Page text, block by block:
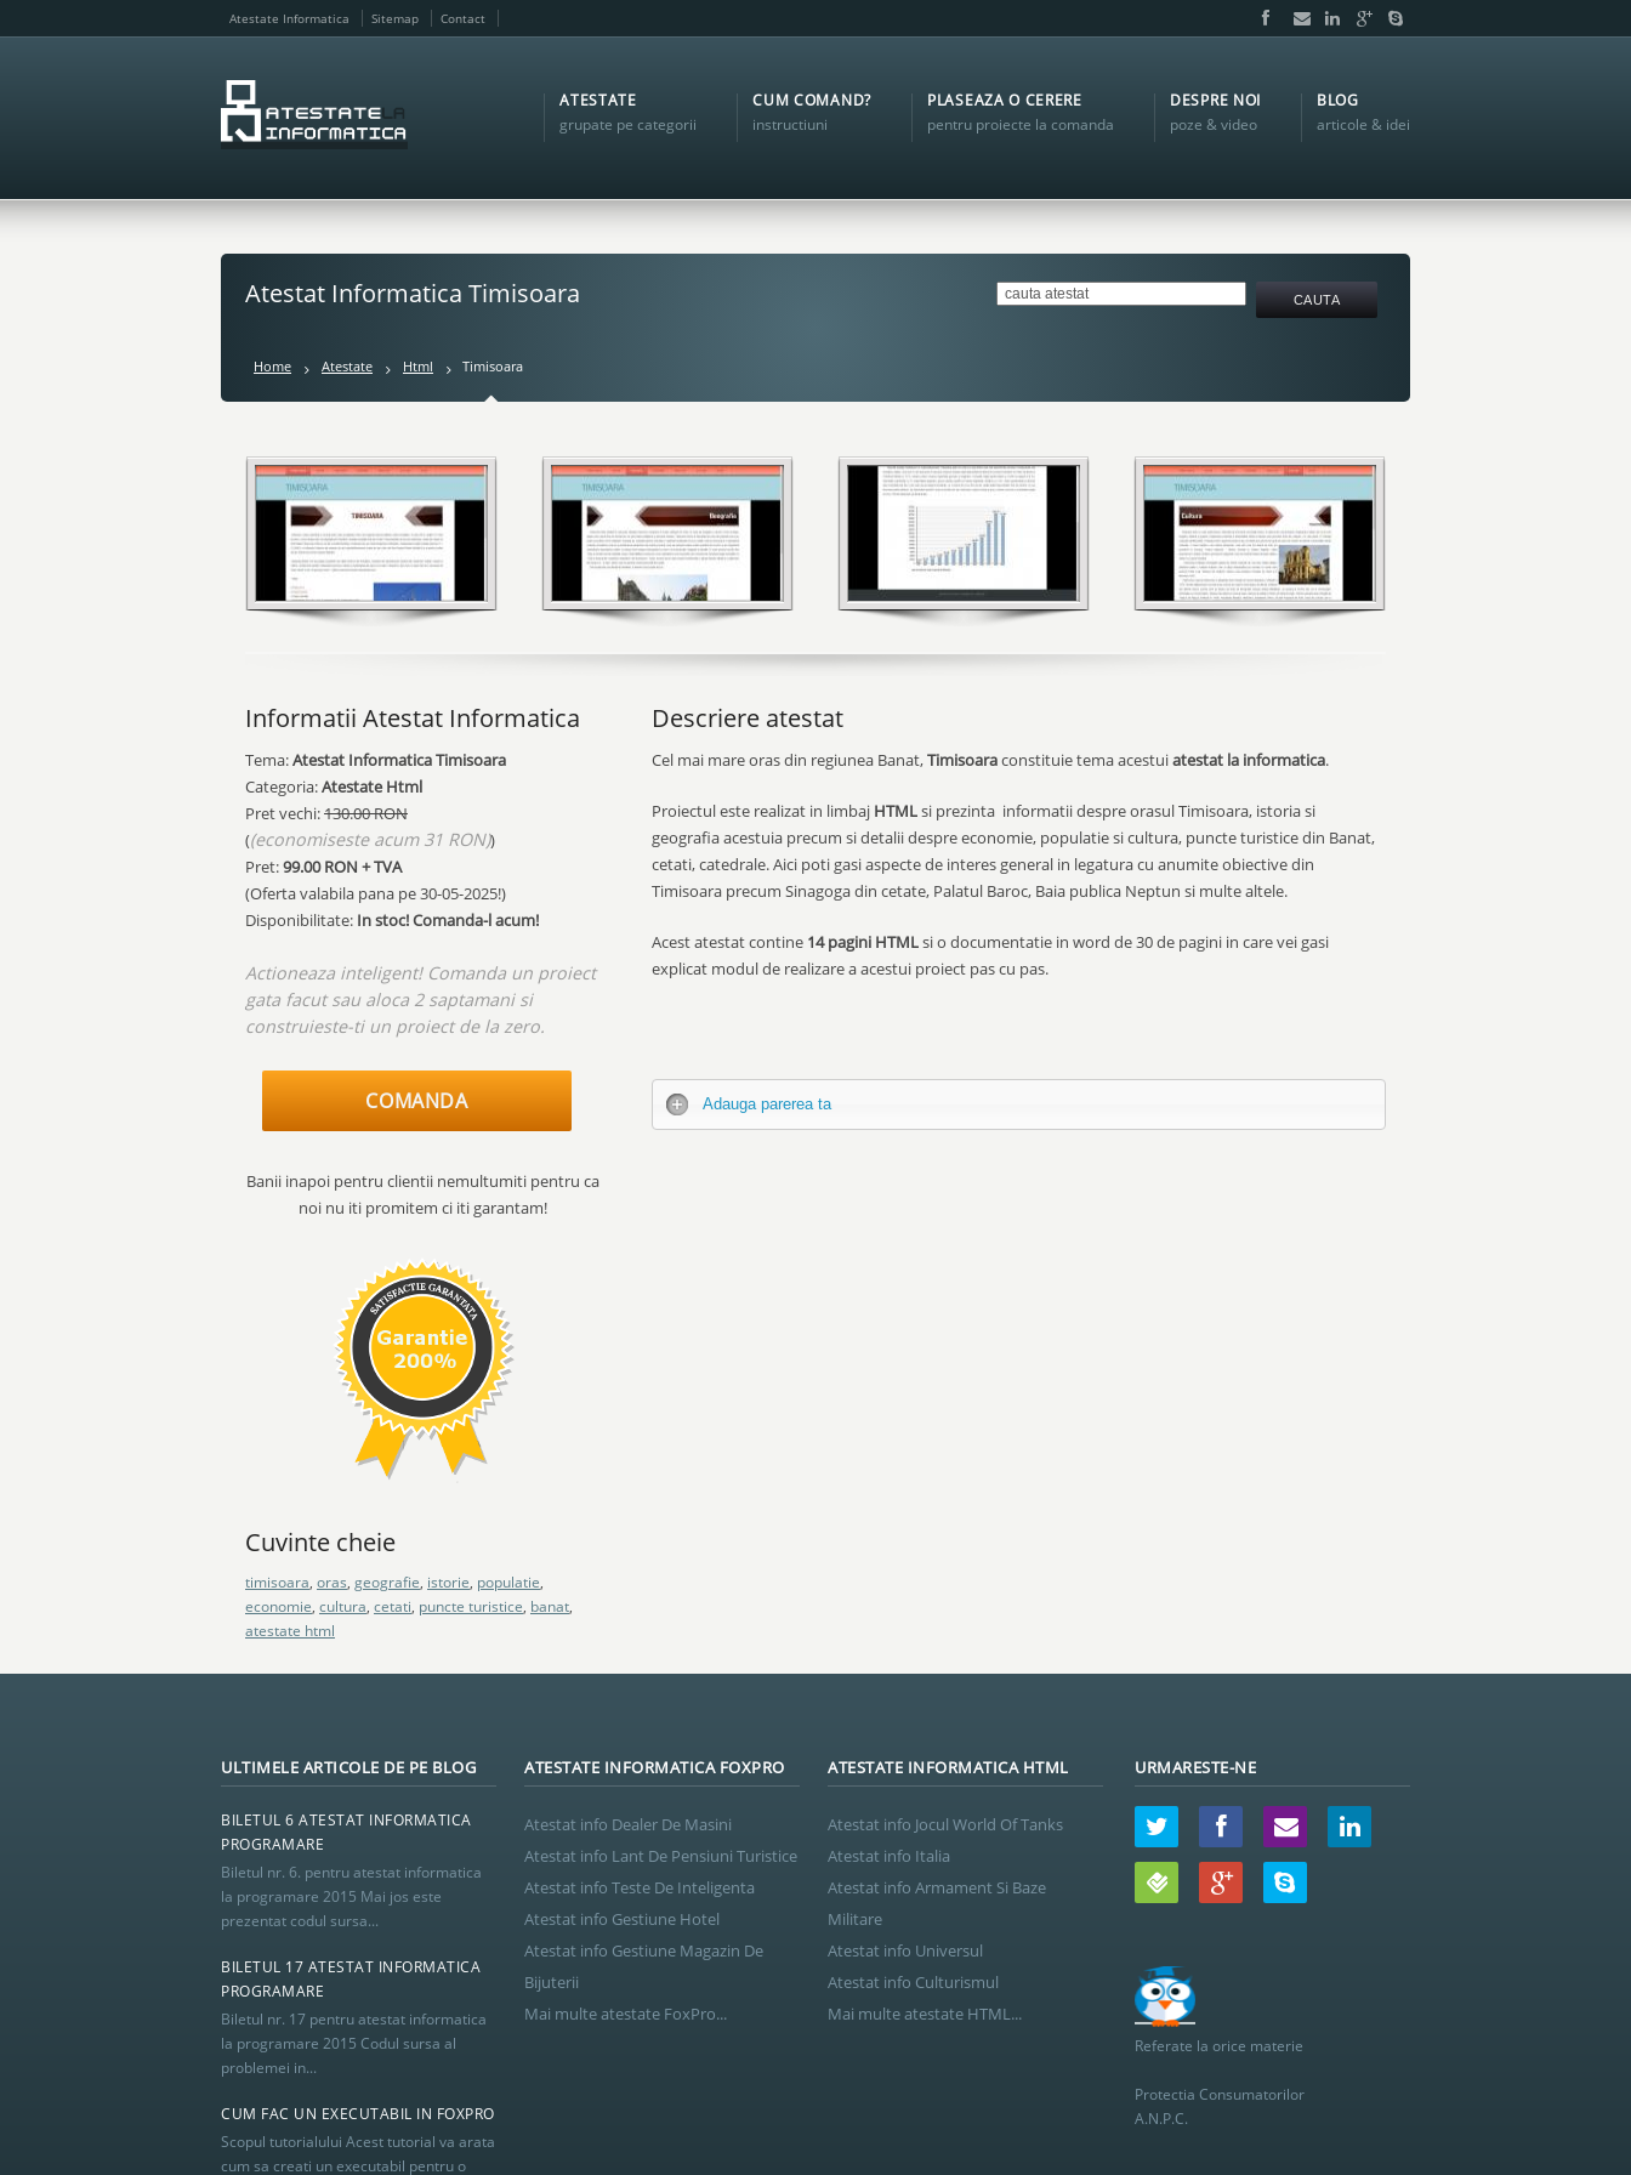
Atestate Informatica Sitemap Contact
ATESTATE
grupate pe categorii
CUM COMAND?
instructiuni
PLASEAZA O CERERE
pentru proiecte la comanda
DESPRE NOI
poze & video
BLOG
articole & idei
Atestat Informatica Timisoara
Home Atestate Html Timisoara
Informatii Atestat Informatica
Tema:Atestat Informatica Timisoara
Categoria:Atestate Html
Pret vechi:130.00 RON
((economiseste acum 31 RON))
Pret:99.00RON + TVA
(Oferta valabila pana pe30-05-2025!)
Disponibilitate: In stoc! Comanda-l acum!
Actioneaza inteligent! Comanda un proiect
gata facut sau aloca 2 saptamani si
construieste-ti un proiect de la zero.
COMANDA
Banii inapoi pentru clientii nemultumiti pentru ca
noi nu iti promitem ci iti garantam!
Cuvinte cheie
timisoara, oras, geografie, istorie, populatie,
economie, cultura, cetati, puncte turistice, banat,
atestate html
Descriere atestat
Cel mai mare oras din regiunea Banat,Timisoaraconstituie tema acestuiatestat la informatica.
Proiectul este realizat in limbaj HTMLsi prezinta informatii despre orasul Timisoara, istoria si
geografia acestuia precum si detalii despre economie, populatie si cultura, puncte turistice din Banat,
cetati, catedrale. Aici poti gasi aspecte de interes general in legatura cu anumite obiective din
Timisoara precum Sinagoga din cetate, Palatul Baroc, Baia publica Neptun si multe altele.
Acest atestat contine 14 pagini HTMLsi o documentatie in word de 30 de pagini in care vei gasi
explicat modul de realizare a acestui proiect pas cu pas.
Adauga parerea ta
ULTIMELE ARTICOLE DE PE BLOG
BILETUL 6 ATESTAT INFORMATICA
PROGRAMARE
Biletul nr. 6. pentru atestat informatica
la programare 2015 Mai jos este
prezentat codul sursa...
BILETUL 17 ATESTAT INFORMATICA
PROGRAMARE
Biletul nr. 17 pentru atestat informatica
la programare 2015 Codul sursa al
problemei in...
CUM FAC UN EXECUTABIL IN FOXPRO
Scopul tutorialului Acest tutorial va arata
cum sa creati un executabil pentru o
ATESTATE INFORMATICA FOXPRO
Atestat info Dealer De Masini
Atestat info Lant De Pensiuni Turistice
Atestat info Teste De Inteligenta
Atestat info Gestiune Hotel
Atestat info Gestiune Magazin De
Bijuterii
Mai multe atestate FoxPro...
ATESTATE INFORMATICA HTML
Atestat info Jocul World Of Tanks
Atestat info Italia
Atestat info Armament Si Baze
Militare
Atestat info Universul
Atestat info Culturismul
Mai multe atestate HTML...
URMARESTE-NE
Referate la orice materie
Protectia Consumatorilor
A.N.P.C.